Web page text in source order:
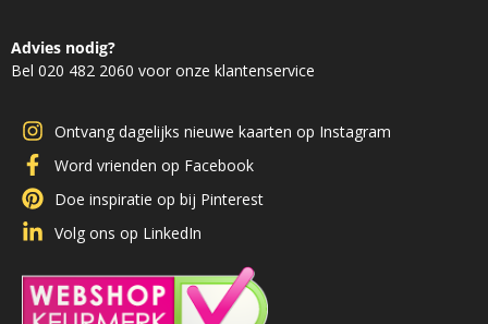
Advies nodig?
Bel 020 482 2060 voor onze klantenservice
Ontvang dagelijks nieuwe kaarten op Instagram
Word vrienden op Facebook
Doe inspiratie op bij Pinterest
Volg ons op LinkedIn